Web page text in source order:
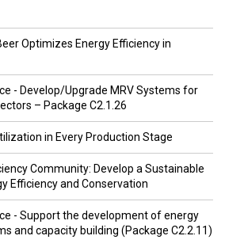
Optimizes Energy Efficiency in
- Develop/Upgrade MRV Systems for
– Package C2.1.26
in Every Production Stage
Community: Develop a Sustainable
Efficiency and Conservation
- Support the development of energy
and capacity building (Package C2.2.11)